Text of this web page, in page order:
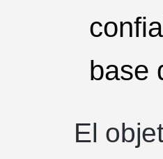
base
El